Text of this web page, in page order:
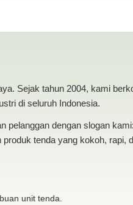
Sejak tahun 2004, kami
di seluruh Indonesia.
pelanggan dengan slogan kami:
tenda yang kokoh, rapi,
unit tenda.